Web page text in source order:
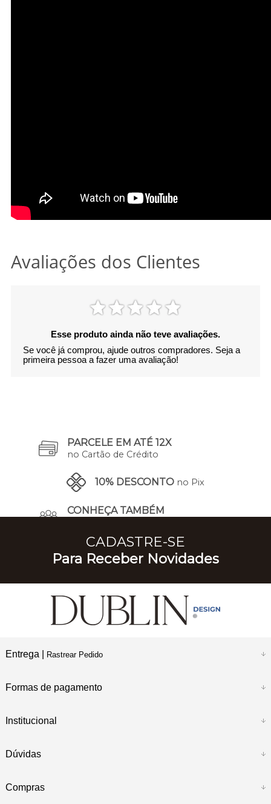
Avaliações dos Clientes
Esse produto ainda não teve avaliações.
Se você já comprou, ajude outros compradores. Seja a
primeira pessoa a fazer uma avaliação!
PARCELE EM ATÉ 12X
no Cartão de Crédito
10% DESCONTO no Pix
CONHEÇA TAMBÉM
CADASTRE-SE
Para Receber Novidades
Entrega | Rastrear Pedido
Formas de pagamento
Institucional
Dúvidas
Compras